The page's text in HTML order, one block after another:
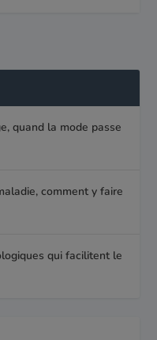
quand la mode passe
comment y faire
qui facilitent le